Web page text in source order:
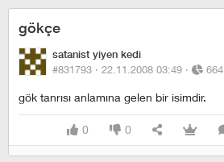
gökçe
satanist yiyen kedi
#831793 · 22.11.2008 03:49 · 664
gök tanrısı anlamına gelen bir isimdir.
0 0